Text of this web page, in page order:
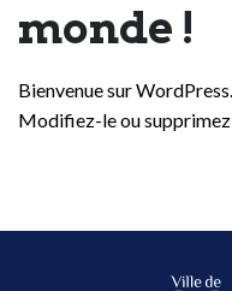
monde !
Bienvenue sur
Modifiez-le ou